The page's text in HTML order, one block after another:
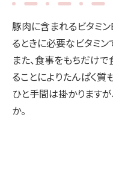
豚肉に含まれるビタミ
るときに必要なビタミン
また、食事をもちだけ
ることによりたんぱく質
ひと手間は掛かります
か。